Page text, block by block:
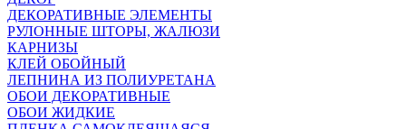
ДЕКОРАТИВНЫЕ ЭЛЕМЕНТЫ
РУЛОННЫЕ ШТОРЫ, ЖАЛЮЗИ
КАРНИЗЫ
КЛЕЙ ОБОЙНЫЙ
ЛЕПНИНА ИЗ ПОЛИУРЕТАНА
ОБОИ ДЕКОРАТИВНЫЕ
ОБОИ ЖИДКИЕ